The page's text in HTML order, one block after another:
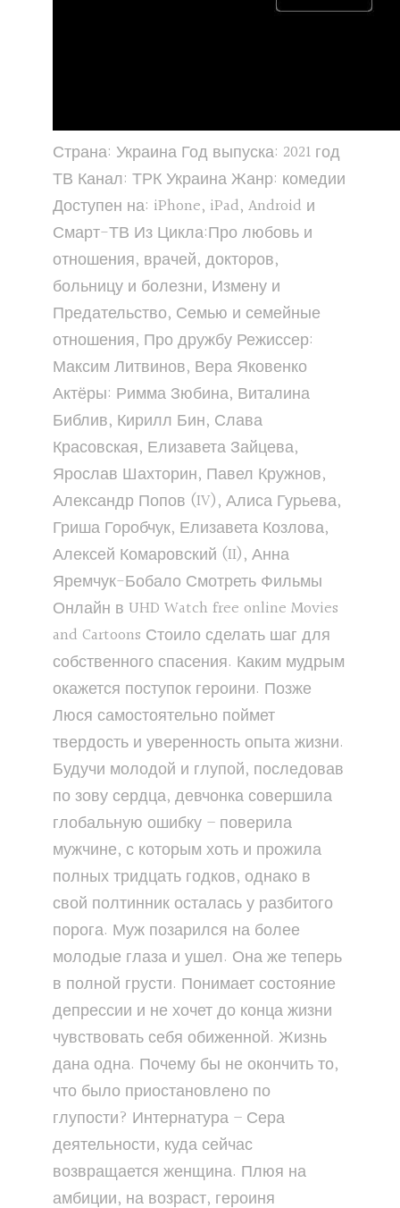
Страна: Украина Год выпуска: 2021 год
ТВ Канал: ТРК Украина Жанр: комедии
Доступен на: iPhone, iPad, Android и
Смарт-ТВ Из Цикла:Про любовь и
отношения, врачей, докторов,
больницу и болезни, Измену и
Предательство, Семью и семейные
отношения, Про дружбу Режиссер:
Максим Литвинов, Вера Яковенко
Актёры: Римма Зюбина, Виталина
Библив, Кирилл Бин, Слава
Красовская, Елизавета Зайцева,
Ярослав Шахторин, Павел Кружнов,
Александр Попов (IV), Алиса Гурьева,
Гриша Горобчук, Елизавета Козлова,
Алексей Комаровский (II), Анна
Яремчук-Бобало Смотреть Фильмы
Онлайн в UHD Watch free online Movies
and Cartoons Стоило сделать шаг для
собственного спасения. Каким мудрым
окажется поступок героини. Позже
Люся самостоятельно поймет
твердость и уверенность опыта жизни.
Будучи молодой и глупой, последовав
по зову сердца, девчонка совершила
глобальную ошибку – поверила
мужчине, с которым хоть и прожила
полных тридцать годков, однако в
свой полтинник осталась у разбитого
порога. Муж позарился на более
молодые глаза и ушел. Она же теперь
в полной грусти. Понимает состояние
депрессии и не хочет до конца жизни
чувствовать себя обиженной. Жизнь
дана одна. Почему бы не окончить то,
что было приостановлено по
глупости? Интернатура – Сера
деятельности, куда сейчас
возвращается женщина. Плюя на
амбиции, на возраст, героиня